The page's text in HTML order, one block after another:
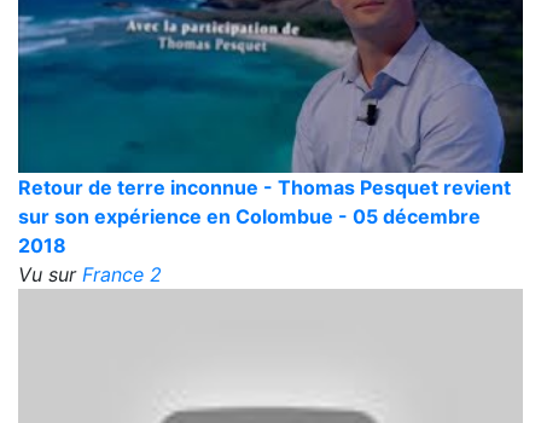
Retour de terre inconnue - Thomas Pesquet revient
sur son expérience en Colombue - 05 décembre
2018
Vu sur France 2